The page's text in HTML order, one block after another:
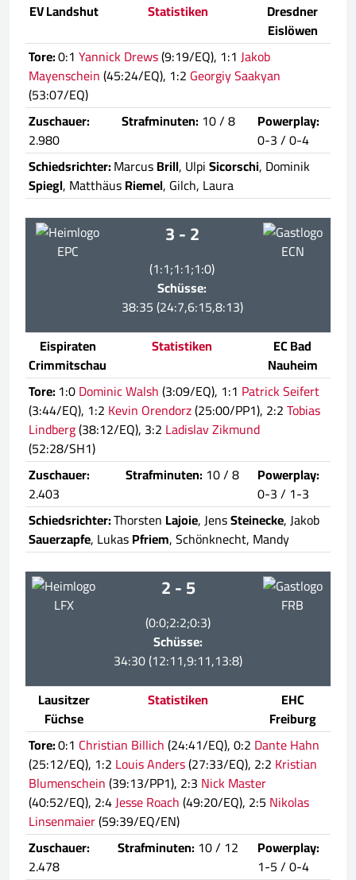
EV Landshut Statistiken
Dresdner
Eislöwen
Tore:0:1 Yannick Drews(9:19/EQ), 1:1 Jakob
Mayenschein(45:24/EQ), 1:2Georgiy Saakyan
(53:07/EQ)
Zuschauer:
2.980
Strafminuten: 10 / 8
Powerplay:
0-3 / 0-4
Schiedsrichter:MarcusBrill, UlpiSicorschi, Dominik
Spiegl, MatthäusRiemel, Gilch, Laura
EPC
3 - 2
(1:1;1:1;1:0)
Schüsse:
38:35 (24:7,6:15,8:13)
ECN
Eispiraten
Crimmitschau
Statistiken
EC Bad
Nauheim
Tore:1:0Dominic Walsh(3:09/EQ), 1:1 Patrick Seifert
(3:44/EQ), 1:2 Kevin Orendorz(25:00/PP1), 2:2Tobias
Lindberg(38:12/EQ), 3:2 Ladislav Zikmund
(52:28/SH1)
Zuschauer:
2.403
Strafminuten: 10 / 8
Powerplay:
0-3 / 1-3
Schiedsrichter:Thorsten Lajoie, JensSteinecke, Jakob
Sauerzapfe, LukasPfriem, Schönknecht, Mandy
LFX
2 - 5
(0:0;2:2;0:3)
Schüsse:
34:30 (12:11,9:11,13:8)
FRB
Lausitzer
Füchse
Statistiken
EHC
Freiburg
Tore:0:1 Christian Billich(24:41/EQ), 0:2 Dante Hahn
(25:12/EQ), 1:2 Louis Anders(27:33/EQ), 2:2 Kristian
Blumenschein(39:13/PP1), 2:3 Nick Master
(40:52/EQ), 2:4Jesse Roach(49:20/EQ), 2:5 Nikolas
Linsenmaier(59:39/EQ/EN)
Zuschauer:
2.478
Strafminuten: 10 / 12
Powerplay:
1-5 / 0-4